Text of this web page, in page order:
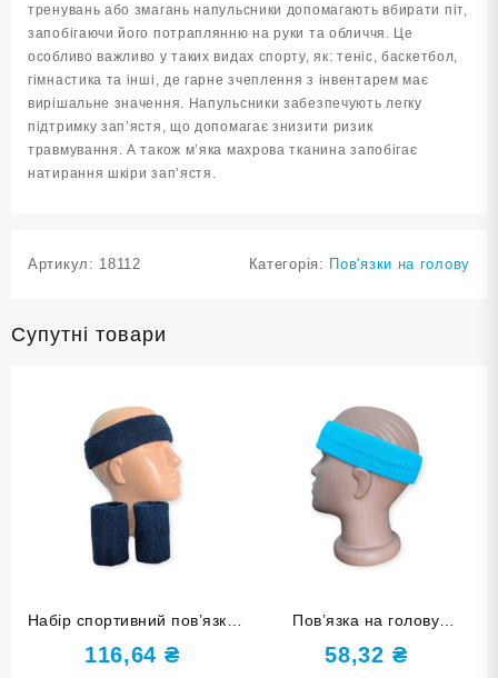
тренувань або змагань напульсники допомагають вбирати піт,
запобігаючи його потраплянню на руки та обличчя. Це
особливо важливо у таких видах спорту, як: теніс, баскетбол,
гімнастика та інші, де гарне зчеплення з інвентарем має
вирішальне значення. Напульсники забезпечують легку
підтримку зап’ястя, що допомагає знизити ризик
травмування. А також м’яка махрова тканина запобігає
натирання шкіри зап’ястя.
Артикул: 18112 Категорія: Пов'язки на голову
Супутні товари
Набір спортивний пов’язка
на голову та напульсники
темно-синій 3HTW-tibetan
116,64 ₴
Пов’язка на голову
спортивна махрова
бірюзова 1HT-azure
58,32 ₴